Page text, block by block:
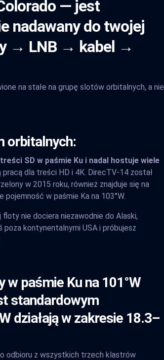
— jest
nadawany do twojej
→ LNB → kabel →
na stałe na grupę slotów orbitalnych, a nie
orbitalnych:
SD w paśmie Ku i nadal hostuje wiele
pracą dla treści HD i 4K. DirecTV-14 został
w 2015 roku, również znajduje się na
w paśmie Ka na 103°W.
nie dociera niezawodnie do Alaski,
kontynentalnymi USA i próbujesz
paśmie Ku na 101°W
standardowym
działają w zakresie 18.3–
odbioru z wszystkich trzech klastrów